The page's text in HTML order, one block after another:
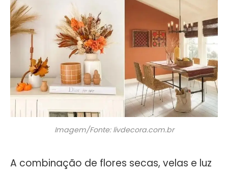
Imagem/Fonte: livdecora.com.br
A combinação de flores secas, velas e luz